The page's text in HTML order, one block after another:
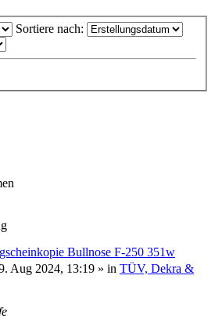
Sortiere nach:
Bullnose F-250 351w
Aug 2024, 13:19 » in TÜV, Dekra &